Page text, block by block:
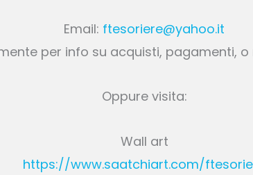
Email: ftesoriere@yahoo.it
per info su acquisti, pagamenti, o
Oppure visita:
Wall art
https://www.saatchiart.com/